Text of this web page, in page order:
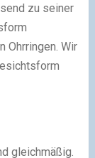
zu seiner
Ohrringen. Wir
gleichmäßig.